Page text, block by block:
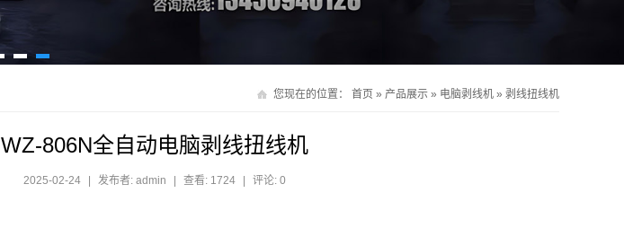
您现在的位置： 首页 » 产品展示 » 电脑剥线机 » 剥线扭线机
WZ-806N全自动电脑剥线扭线机
2025-02-24 | 发布者: admin | 查看: 1724 | 评论: 0